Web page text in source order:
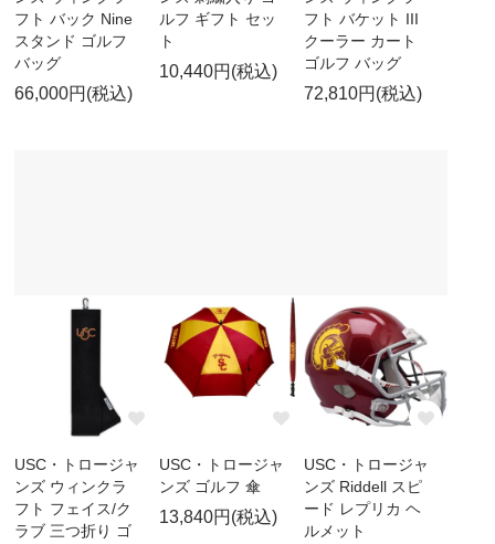
フト バック Nine
スタンド ゴルフ
バッグ
66,000円(税込)
ルフ ギフト セッ
ト
10,440円(税込)
フト バケット III
クーラー カート
ゴルフ バッグ
72,810円(税込)
USC・トロージャ
ンズ ウィンクラ
フト フェイス/ク
ラブ 三つ折り ゴ
USC・トロージャ
ンズ ゴルフ 傘
13,840円(税込)
USC・トロージャ
ンズ Riddell スピ
ード レプリカ ヘ
ルメット